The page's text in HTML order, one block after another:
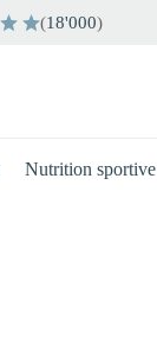
(18'000)
Nutrition sportive